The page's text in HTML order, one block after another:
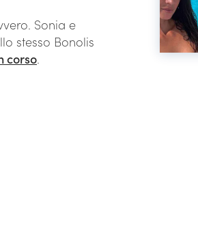
Sonia e
stesso Bonolis
corso.